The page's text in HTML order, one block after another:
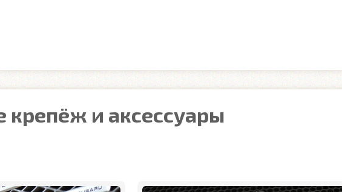
крепёж и аксессуары